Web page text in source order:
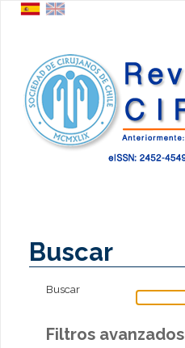
Buscar
Buscar
Filtros avanzados